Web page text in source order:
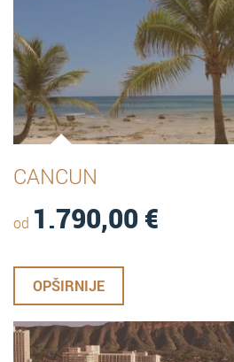
CANCUN
od 1.790,00€
OPŠIRNIJE